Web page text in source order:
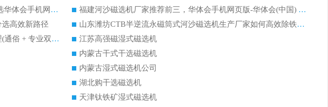
2026 CTB半逆流永磁筒式磁选机厂家如何选择，选华体会手机网页版-华体会(中国) 原因，硬核实测不踩坑指南
福建河沙磁选机厂家推荐前三，华体会手机网页版-华体会(中国) 磁选机解锁资源利用新路径
高效新路径
山东潍坊CTB半逆流永磁筒式河沙磁选机生产厂家如何高效除铁提纯
福建2026性价比高的河沙磁选机生产厂家工作原理(通俗 + 专业双版，适配产品文案/介绍使用)
江苏高强磁湿式磁选机
内蒙古干式干选磁选机
内蒙古湿式磁选机公司
湖北购干选磁选机
天津钛铁矿湿式磁选机